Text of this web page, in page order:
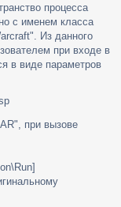
процесса
с именем класса
Из данного
при входе в
в виде параметров
при вызове